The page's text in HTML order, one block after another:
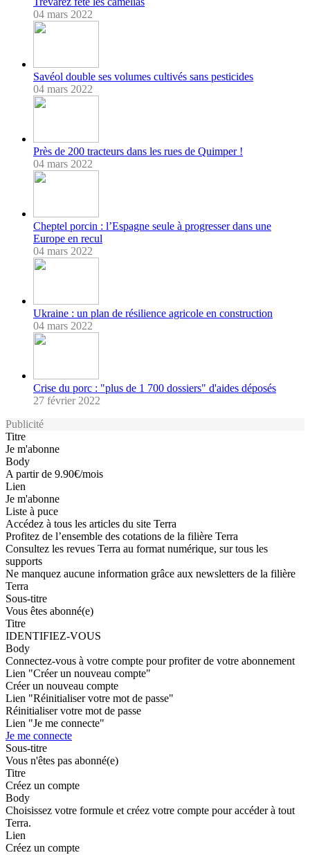
04 mars 2022
Savéol double ses volumes cultivés sans pesticides
04 mars 2022
Près de 200 tracteurs dans les rues de Quimper !
04 mars 2022
Cheptel porcin : l’Espagne seule à progresser dans une
Europe en recul
04 mars 2022
Ukraine : un plan de résilience agricole en construction
04 mars 2022
Crise du porc : "plus de 1 700 dossiers" d'aides déposés
27 février 2022
Publicité
Titre
Je m'abonne
Body
A partir de 9.90€/mois
Lien
Je m'abonne
Liste à puce
Accédez à tous les articles du site Terra
Profitez de l’ensemble des cotations de la filière Terra
Consultez les revues Terra au format numérique, sur tous les
supports
Ne manquez aucune information grâce aux newsletters de la filière
Terra
Sous-titre
Vous êtes abonné(e)
Titre
IDENTIFIEZ-VOUS
Body
Connectez-vous à votre compte pour profiter de votre abonnement
Lien "Créer un nouveau compte"
Créer un nouveau compte
Lien "Réinitialiser votre mot de passe"
Réinitialiser votre mot de passe
Lien "Je me connecte"
Je me connecte
Sous-titre
Vous n'êtes pas abonné(e)
Titre
Créez un compte
Body
Choisissez votre formule et créez votre compte pour accéder à tout
Terra.
Lien
Créez un compte